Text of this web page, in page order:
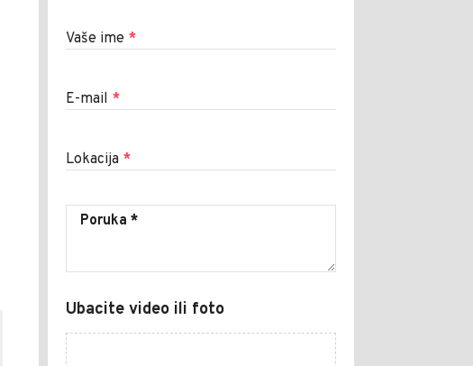
Vaše ime *
E-mail *
Lokacija *
Ubacite video ili foto